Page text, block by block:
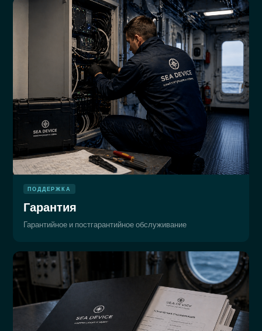
ПОДДЕРЖКА
Гарантия
Гарантийное и постгарантийное обслуживание